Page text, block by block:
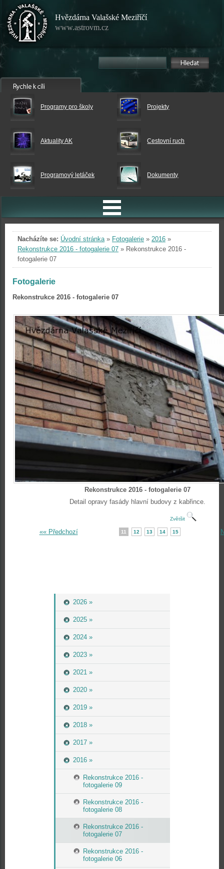
Hvězdárna Valašské Meziříčí
www.astrovm.cz
Programy pro školy Projekty
Aktuality AK Cestovní ruch
Programový letáček Dokumenty
2026 »
2025 »
2024 »
2023 »
2021 »
2020 »
2019 »
2018 »
2017 »
2016 »
Rekonstrukce 2016 -
fotogalerie 09
Rekonstrukce 2016 -
fotogalerie 08
Rekonstrukce 2016 -
fotogalerie 07
Rekonstrukce 2016 -
fotogalerie 06
Nacházíte se: Úvodní stránka» Fotogalerie » 2016 »
Rekonstrukce 2016 - fotogalerie 07 » Rekonstrukce 2016 -
fotogalerie 07
Fotogalerie
Rekonstrukce 2016 - fotogalerie 07
Rekonstrukce 2016 - fotogalerie 07
Detail opravy fasády hlavní budovy z kabřince.
Zvětšit
«« Předchozí 11 12 13 14 15